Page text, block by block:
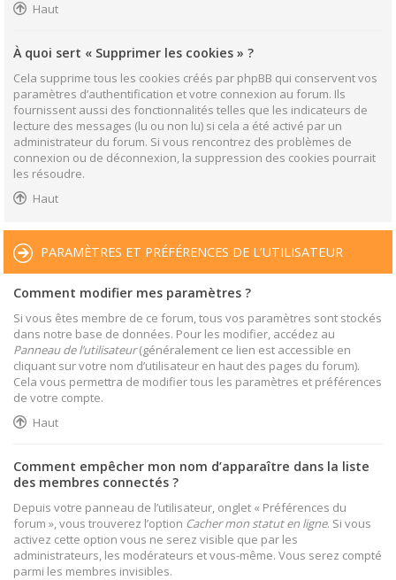
Haut
À quoi sert « Supprimer les cookies » ?
Cela supprime tous les cookies créés par phpBB qui conservent vos
paramètres d’authentification et votre connexion au forum. Ils
fournissent aussi des fonctionnalités telles que les indicateurs de
lecture des messages (lu ou non lu) si cela a été activé par un
administrateur du forum. Si vous rencontrez des problèmes de
connexion ou de déconnexion, la suppression des cookies pourrait
les résoudre.
Haut
PARAMÈTRES ET PRÉFÉRENCES DE L’UTILISATEUR
Comment modifier mes paramètres ?
Si vous êtes membre de ce forum, tous vos paramètres sont stockés
dans notre base de données. Pour les modifier, accédez au
Panneau de l’utilisateur(généralement ce lien est accessible en
cliquant sur votre nom d’utilisateur en haut des pages du forum).
Cela vous permettra de modifier tous les paramètres et préférences
de votre compte.
Haut
Comment empêcher mon nom d’apparaître dans la liste
des membres connectés ?
Depuis votre panneau de l’utilisateur, onglet « Préférences du
forum », vous trouverez l’option Cacher mon statut en ligne. Si vous
activez cette option vous ne serez visible que par les
administrateurs, les modérateurs et vous-même. Vous serez compté
parmi les membres invisibles.